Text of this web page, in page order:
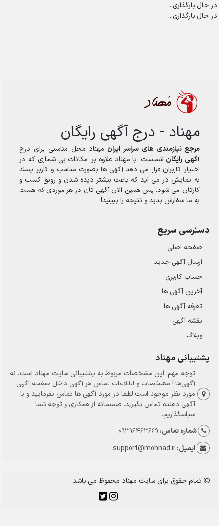
در حال بارگذاری...
در حال بارگذاری...
مهناد - درج آگهی رایگان
مرجع نیازمندی های سراسر ایران مهناد محل مناسبی برای درج
آگهی رایگان شماست. با مهناد علاوه بر امکانات بی شماری که در
اختیار کاربران قرار می دهد آگهی ها بصورت مناسب و کاربر پسند
به نمایش در می آید که باعث بیشتر دیده شدن و رونق کسب و
کارتان می شود. پس همین الان آگهی تان در هر موردی که هست
به ما سفارش بدید و نتیجه را ببینید!
دسترسی سریع
صفحه اصلی
ارسال‌ آگهی جدید
حساب کاربری
آخرین آگهی ها
تعرفه آگهی ها
نقشه آگهی
وبلاگ
پشتیبانی مهناد
توجه مهم: این مشخصات مربوط به پشتیبانی سایت مهناد است، نه
آگهی‌ها ! مشخصات و اطلاعات تماس هر آگهی داخل صفحه آگهی
مورد نظر موجود است.لطفا در مورد آگهی ها تماس نفرمایید و با
آگهی دهنده تماس بگیرید. صمیمانه از همکاری و توجه شما
سپاسگذاریم.
شماره تماس:09396463669
ایمیل:support@mohnad.ir
تمام حقوق برای سایت مهناد محفوظ می باشد.